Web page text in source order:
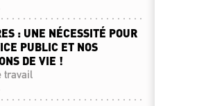
: UNE NÉCESSITÉ POUR
PUBLIC ET NOS
DE VIE !
travail